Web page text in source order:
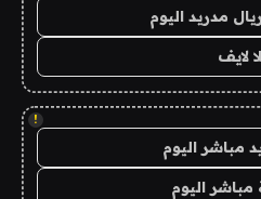
مدريد اليوم
لايف
!
مباشر اليوم
مباشر اليوم